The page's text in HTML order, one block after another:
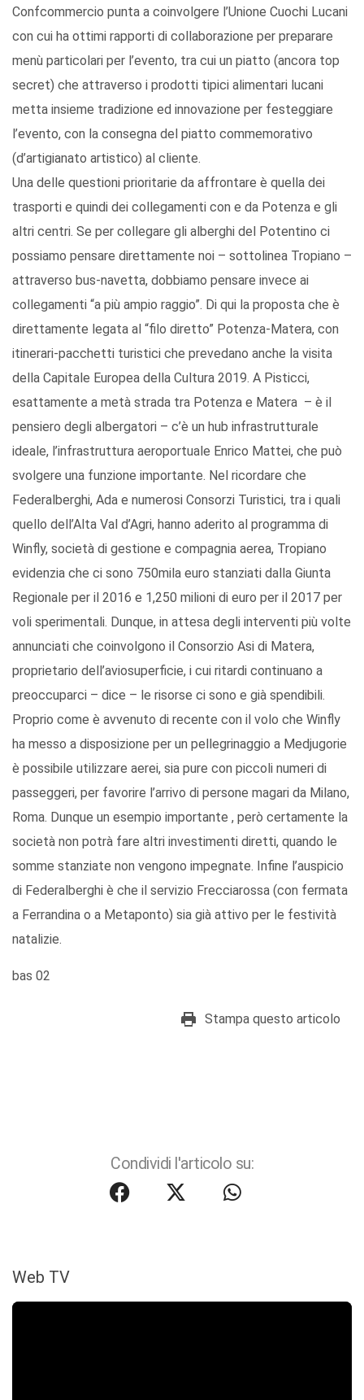
Confcommercio punta a coinvolgere l’Unione Cuochi Lucani
con cui ha ottimi rapporti di collaborazione per preparare
menù particolari per l’evento, tra cui un piatto (ancora top
secret) che attraverso i prodotti tipici alimentari lucani
metta insieme tradizione ed innovazione per festeggiare
l’evento, con la consegna del piatto commemorativo
(d’artigianato artistico) al cliente.
Una delle questioni prioritarie da affrontare è quella dei
trasporti e quindi dei collegamenti con e da Potenza e gli
altri centri. Se per collegare gli alberghi del Potentino ci
possiamo pensare direttamente noi – sottolinea Tropiano –
attraverso bus-navetta, dobbiamo pensare invece ai
collegamenti “a più ampio raggio”. Di qui la proposta che è
direttamente legata al “filo diretto” Potenza-Matera, con
itinerari-pacchetti turistici che prevedano anche la visita
della Capitale Europea della Cultura 2019. A Pisticci,
esattamente a metà strada tra Potenza e Matera – è il
pensiero degli albergatori – c’è un hub infrastrutturale
ideale, l’infrastruttura aeroportuale Enrico Mattei, che può
svolgere una funzione importante. Nel ricordare che
Federalberghi, Ada e numerosi Consorzi Turistici, tra i quali
quello dell’Alta Val d’Agri, hanno aderito al programma di
Winfly, società di gestione e compagnia aerea, Tropiano
evidenzia che ci sono 750mila euro stanziati dalla Giunta
Regionale per il 2016 e 1,250 milioni di euro per il 2017 per
voli sperimentali. Dunque, in attesa degli interventi più volte
annunciati che coinvolgono il Consorzio Asi di Matera,
proprietario dell’aviosuperficie, i cui ritardi continuano a
preoccuparci – dice – le risorse ci sono e già spendibili.
Proprio come è avvenuto di recente con il volo che Winfly
ha messo a disposizione per un pellegrinaggio a Medjugorie
è possibile utilizzare aerei, sia pure con piccoli numeri di
passeggeri, per favorire l’arrivo di persone magari da Milano,
Roma. Dunque un esempio importante , però certamente la
società non potrà fare altri investimenti diretti, quando le
somme stanziate non vengono impegnate. Infine l’auspicio
di Federalberghi è che il servizio Frecciarossa (con fermata
a Ferrandina o a Metaponto) sia già attivo per le festività
natalizie.
bas 02
Stampa questo articolo
Condividi l'articolo su:
Web TV